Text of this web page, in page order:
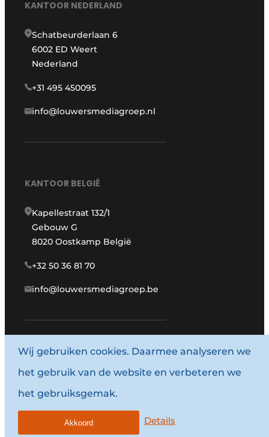
KANTOOR NEDERLAND
Schatbeurderlaan 6
6002 ED Weert
Nederland
+31 495 450095
info@louwersmediagroep.nl
KANTOOR BELGIË
Kapellestraat 132/1
Gebouw G
8020 Oostkamp België
+32 50 36 81 70
info@louwersmediagroep.be
www.louwersmediagroep.com
© 1987 - 2026 Louwersmediagroep.
Termes et conditions
Wij gebruiken cookies. Daarmee analyseren we
het gebruik van de website en verbeteren we
het gebruiksgemak.
Details
Akkoord